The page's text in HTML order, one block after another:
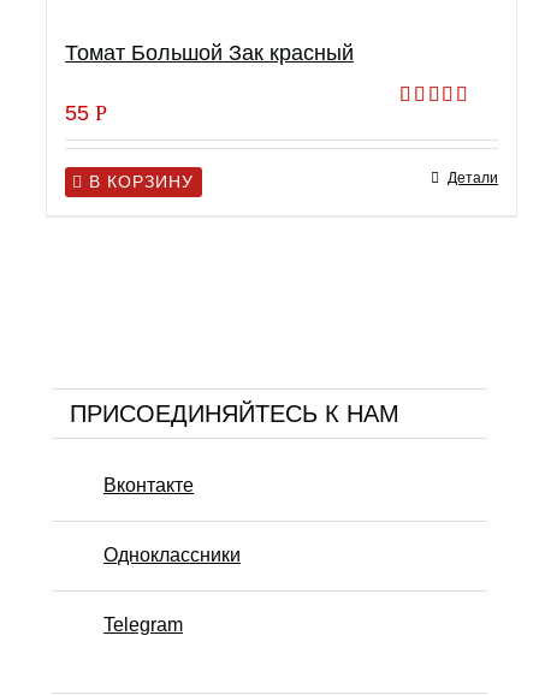
Томат Большой Зак красный
5.00из 5
55 Р
В КОРЗИНУ Детали
ПРИСОЕДИНЯЙТЕСЬ К НАМ
Вконтакте
Одноклассники
Telegram